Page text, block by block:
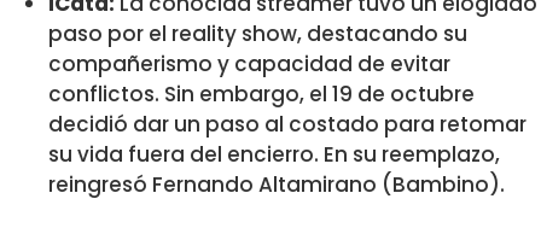
paso por el reality show, destacando su
compañerismo y capacidad de evitar
conflictos. Sin embargo, el 19 de octubre
decidió dar un paso al costado para retomar
su vida fuera del encierro. En su reemplazo,
reingresó Fernando Altamirano (Bambino).